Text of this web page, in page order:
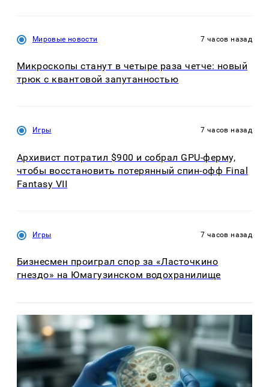
Мировые новости 7 часов назад
Микроскопы станут в четыре раза четче: новый
трюк с квантовой запутанностью
Игры 7 часов назад
Архивист потратил $900 и собрал GPU-ферму,
чтобы восстановить потерянный спин-офф Final
Fantasy VII
Игры 7 часов назад
Бизнесмен проиграл спор за «Ласточкино
гнездо» на Юмагузинском водохранилище